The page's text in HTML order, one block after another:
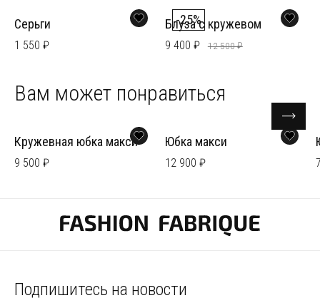
Серьги
1 550 ₽
-25%
Блуза с кружевом
9 400 ₽ 12 500 ₽
Вам может понравиться
Кружевная юбка макси
9 500 ₽
Юбка макси
12 900 ₽
Подпишитесь на новости